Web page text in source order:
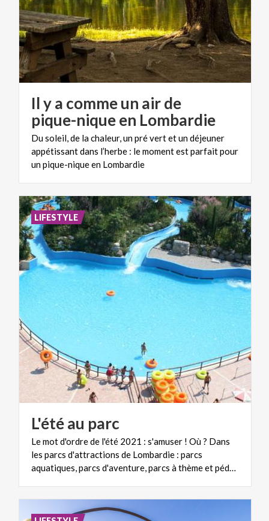
Il y a comme un air de
pique-nique en Lombardie
Du soleil, de la chaleur, un pré vert et un déjeuner
appétissant dans l’herbe : le moment est parfait pour
un pique-nique en Lombardie
L'étéau parc
Le mot d'ordre de l'été 2021 : s'amuser ! Où ? Dans
les parcs d'attractions de Lombardie : parcs
aquatiques, parcs d'aventure, parcs à thème et pédagogiques, parcs animaliers... Vous allez passer des heures de détente en plein air, en famille et entre amis, et allez pouvoir laisser libre cours à votre imagination
LIFESTYLE